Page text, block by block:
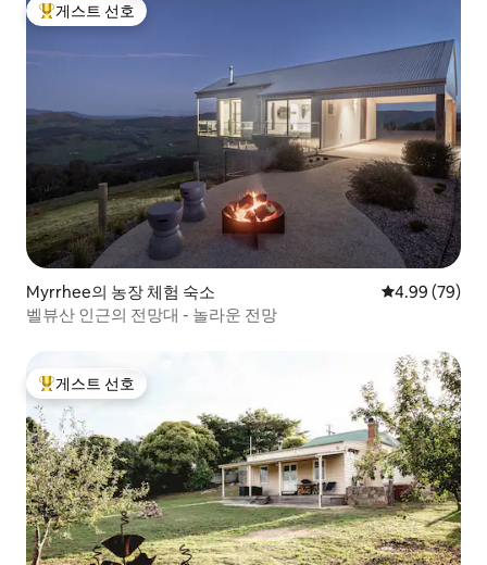
상위 게스트 선호
게스트 선호
Myrrhee의 농장 체험 숙소 평점 4.99점(5
4.99 (79)
벨뷰산 인근의 전망대 - 놀라운 전망
상위 게스트 선호
게스트 선호